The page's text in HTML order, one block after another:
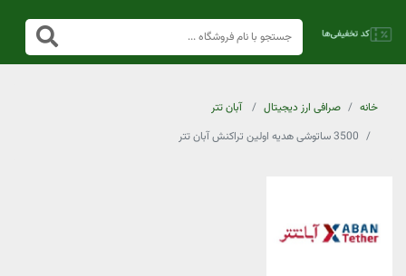
خانه صرافی ارز دیجیتال
آبان تتر
3500 ساتوشی هدیه اولین تراکنش آبان تتر